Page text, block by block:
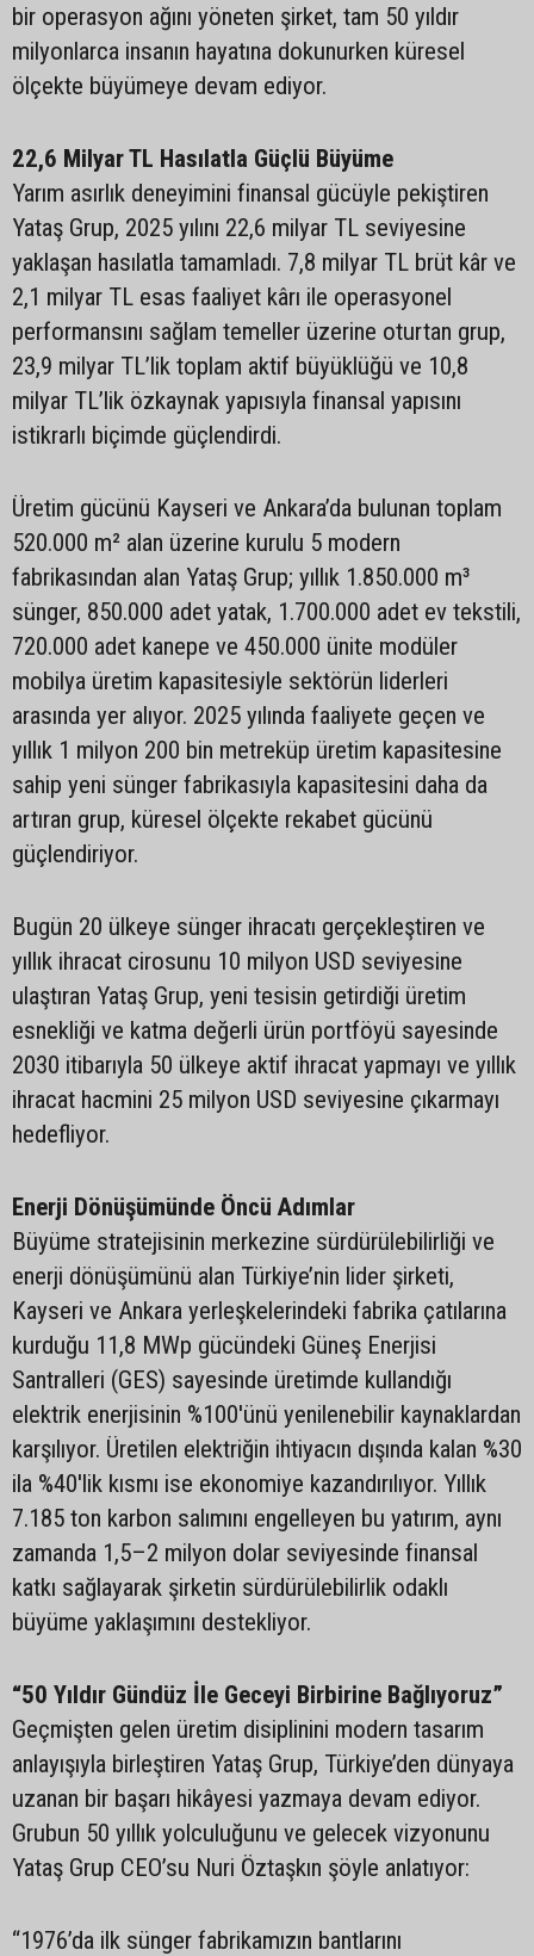
bir operasyon ağını yöneten şirket, tam 50 yıldır
milyonlarca insanın hayatına dokunurken küresel
ölçekte büyümeye devam ediyor.
22,6 Milyar TL Hasılatla Güçlü Büyüme
Yarım asırlık deneyimini finansal gücüyle pekiştiren
Yataş Grup, 2025 yılını 22,6 milyar TL seviyesine
yaklaşan hasılatla tamamladı. 7,8 milyar TL brüt kâr ve
2,1 milyar TL esas faaliyet kârı ile operasyonel
performansını sağlam temeller üzerine oturtan grup,
23,9 milyar TL’lik toplam aktif büyüklüğü ve 10,8
milyar TL’lik özkaynak yapısıyla finansal yapısını
istikrarlı biçimde güçlendirdi.
Üretim gücünü Kayseri ve Ankara’da bulunan toplam
520.000 m² alan üzerine kurulu 5 modern
fabrikasından alan Yataş Grup; yıllık 1.850.000 m³
sünger, 850.000 adet yatak, 1.700.000 adet ev tekstili,
720.000 adet kanepe ve 450.000 ünite modüler
mobilya üretim kapasitesiyle sektörün liderleri
arasında yer alıyor. 2025 yılında faaliyete geçen ve
yıllık 1 milyon 200 bin metreküp üretim kapasitesine
sahip yeni sünger fabrikasıyla kapasitesini daha da
artıran grup, küresel ölçekte rekabet gücünü
güçlendiriyor.
Bugün 20 ülkeye sünger ihracatı gerçekleştiren ve
yıllık ihracat cirosunu 10 milyon USD seviyesine
ulaştıran Yataş Grup, yeni tesisin getirdiği üretim
esnekliği ve katma değerli ürün portföyü sayesinde
2030 itibarıyla 50 ülkeye aktif ihracat yapmayı ve yıllık
ihracat hacmini 25 milyon USD seviyesine çıkarmayı
hedefliyor.
Enerji Dönüşümünde Öncü Adımlar
Büyüme stratejisinin merkezine sürdürülebilirliği ve
enerji dönüşümünü alan Türkiye’nin lider şirketi,
Kayseri ve Ankara yerleşkelerindeki fabrika çatılarına
kurduğu 11,8 MWp gücündeki Güneş Enerjisi
Santralleri (GES) sayesinde üretimde kullandığı
elektrik enerjisinin %100'ünü yenilenebilir kaynaklardan
karşılıyor. Üretilen elektriğin ihtiyacın dışında kalan %30
ila %40'lik kısmı ise ekonomiye kazandırılıyor. Yıllık
7.185 ton karbon salımını engelleyen bu yatırım, aynı
zamanda 1,5–2 milyon dolar seviyesinde finansal
katkı sağlayarak şirketin sürdürülebilirlik odaklı
büyüme yaklaşımını destekliyor.
“50 Yıldır Gündüz İle Geceyi Birbirine Bağlıyoruz”
Geçmişten gelen üretim disiplinini modern tasarım
anlayışıyla birleştiren Yataş Grup, Türkiye’den dünyaya
uzanan bir başarı hikâyesi yazmaya devam ediyor.
Grubun 50 yıllık yolculuğunu ve gelecek vizyonunu
Yataş Grup CEO’su Nuri Öztaşkın şöyle anlatıyor:
“1976’da ilk sünger fabrikamızın bantlarını